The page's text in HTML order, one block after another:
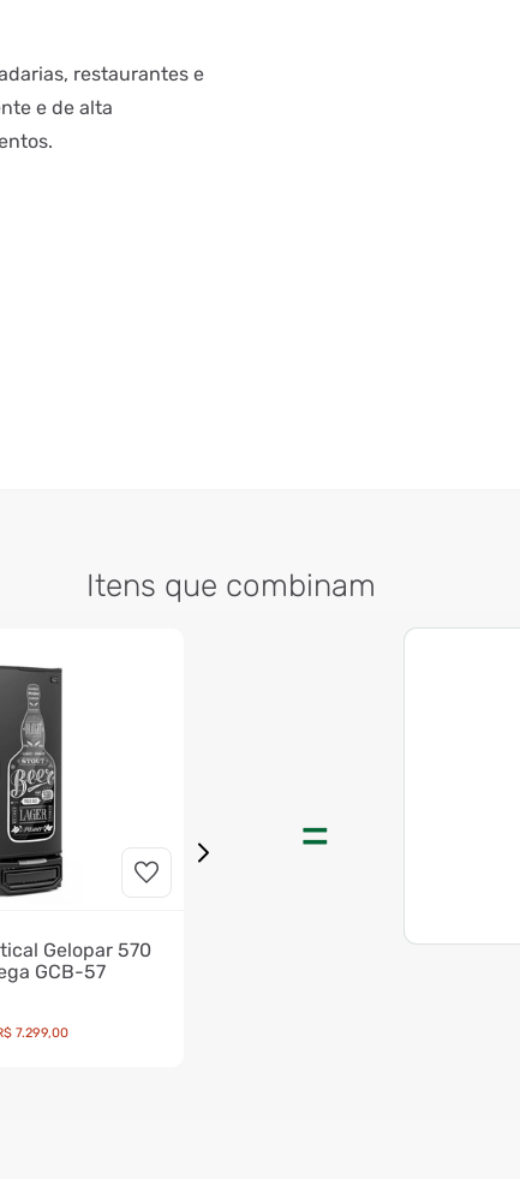
restaurantes e
e de alta
Itens que combinam
Gelopar 570
GCB-57
7.299,00